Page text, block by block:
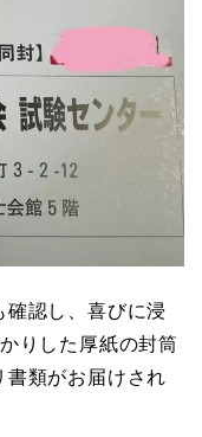
確認し、喜びに浸
りした厚紙の封筒
書類がお届けされ